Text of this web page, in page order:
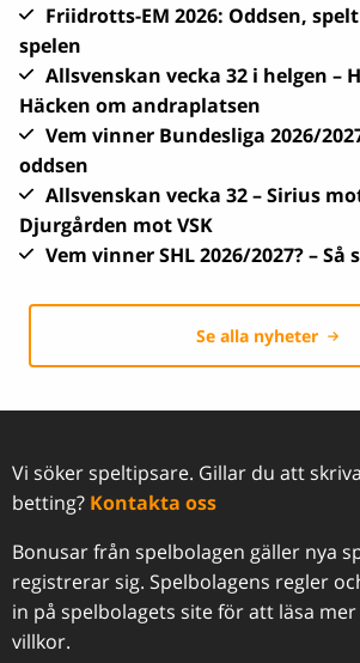
Friidrotts-EM 2026: Oddsen,
spelen
Allsvenskan vecka 32 i helgen –
Häcken om andraplatsen
Vem vinner Bundesliga 2026/
oddsen
Allsvenskan vecka 32 – Sirius
Djurgården mot VSK
Vem vinner SHL 2026/2027? – Så
Se alla nyheter
Vi söker speltipsare. Gillar du att
betting? Kontakta oss
Bonusar från spelbolagen gäller nya
registrerar sig. Spelbolagens regler
in på spelbolagets site för att läsa
villkor.